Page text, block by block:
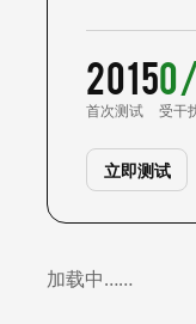
2015
首次测试 受干
立即测试
加载中……